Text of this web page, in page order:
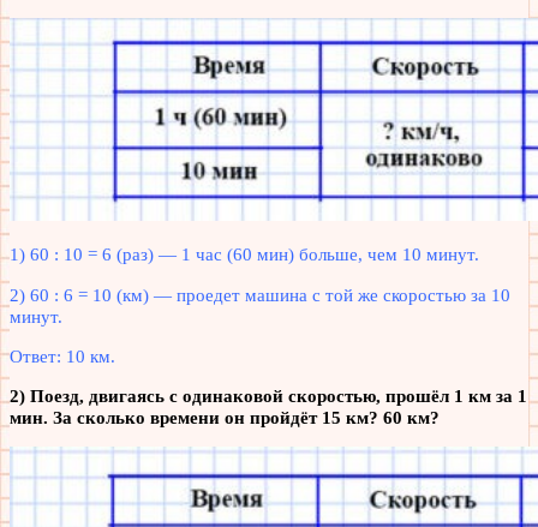
1) 60 : 10 = 6 (раз) — 1 час (60 мин) больше, чем 10 минут.
2) 60 : 6 = 10 (км) — проедет машина с той же скоростью за 10
минут.
Ответ: 10 км.
2) Поезд, двигаясь с одинаковой скоростью, прошёл 1 км за 1
мин. За сколько времени он пройдёт 15 км? 60 км?